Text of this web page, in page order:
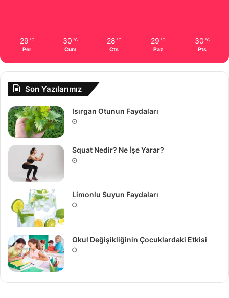
29 ℃
Per
30 ℃
Cum
28 ℃
Cts
29 ℃
Paz
30 ℃
Pts
Son Yazılarımız
Isırgan Otunun Faydaları
Squat Nedir? Ne İşe Yarar?
Limonlu Suyun Faydaları
Okul Değişikliğinin Çocuklardaki Etkisi